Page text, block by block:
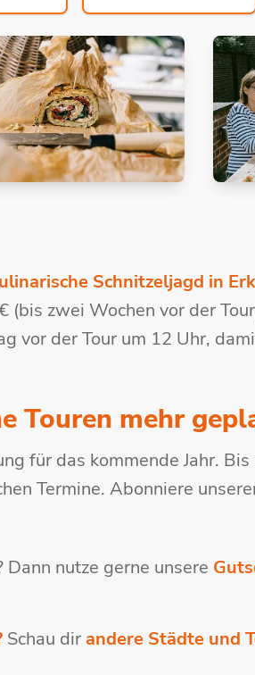
Schnitzeljagd in
zwei Wochen vor der
vor der Tour um 12 Uhr,
Touren mehr
für das kommende Jahr.
Termine. Abonniere
nutze gerne unsere
Schau dir andere Städte und